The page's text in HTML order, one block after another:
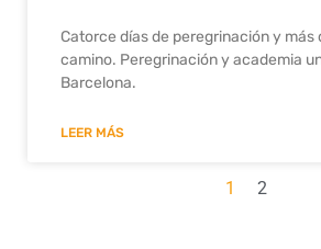
Catorce días de peregrinación y más
camino. Peregrinación y academia
Barcelona.
LEER MÁS
1 2